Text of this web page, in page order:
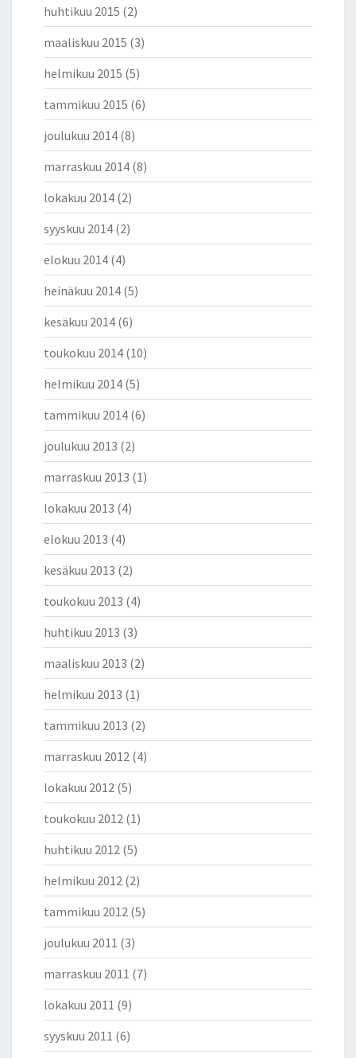
huhtikuu 2015 (2)
maaliskuu 2015 (3)
helmikuu 2015 (5)
tammikuu 2015 (6)
joulukuu 2014 (8)
marraskuu 2014 (8)
lokakuu 2014 (2)
syyskuu 2014 (2)
elokuu 2014 (4)
heinäkuu 2014 (5)
kesäkuu 2014 (6)
toukokuu 2014 (10)
helmikuu 2014 (5)
tammikuu 2014 (6)
joulukuu 2013 (2)
marraskuu 2013 (1)
lokakuu 2013 (4)
elokuu 2013 (4)
kesäkuu 2013 (2)
toukokuu 2013 (4)
huhtikuu 2013 (3)
maaliskuu 2013 (2)
helmikuu 2013 (1)
tammikuu 2013 (2)
marraskuu 2012 (4)
lokakuu 2012 (5)
toukokuu 2012 (1)
huhtikuu 2012 (5)
helmikuu 2012 (2)
tammikuu 2012 (5)
joulukuu 2011 (3)
marraskuu 2011 (7)
lokakuu 2011 (9)
syyskuu 2011 (6)